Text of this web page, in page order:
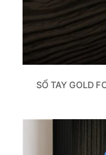
SỔ TAY GOLD